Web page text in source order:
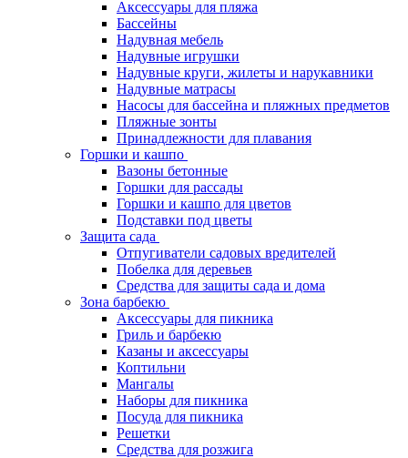
Аксессуары для пляжа
Бассейны
Надувная мебель
Надувные игрушки
Надувные круги, жилеты и нарукавники
Надувные матрасы
Насосы для бассейна и пляжных предметов
Пляжные зонты
Принадлежности для плавания
Горшки и кашпо
Вазоны бетонные
Горшки для рассады
Горшки и кашпо для цветов
Подставки под цветы
Защита сада
Отпугиватели садовых вредителей
Побелка для деревьев
Средства для защиты сада и дома
Зона барбекю
Аксессуары для пикника
Гриль и барбекю
Казаны и аксессуары
Коптильни
Мангалы
Наборы для пикника
Посуда для пикника
Решетки
Средства для розжига